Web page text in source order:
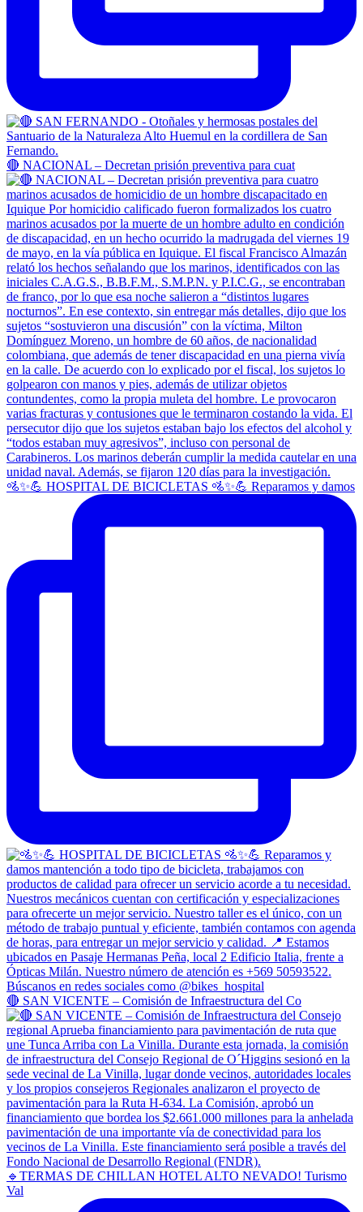
🔴 NACIONAL – Decretan prisión preventiva para cuat
🚵✨💪 HOSPITAL DE BICICLETAS 🚵✨💪 Reparamos y damos
🔴 SAN VICENTE – Comisión de Infraestructura del Co
🔹TERMAS DE CHILLAN HOTEL ALTO NEVADO! Turismo
Val